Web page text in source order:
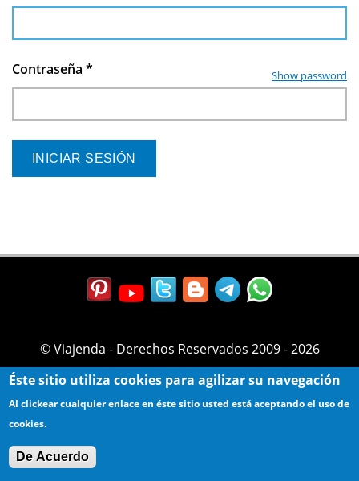
Contraseña * Show password
© Viajenda - Derechos Reservados 2009 - 2026
Éste sitio utiliza cookies para agilizar su navegación
Al clickear cualquier enlace en éste sitio usted está aceptando el uso de
cookies.
De Acuerdo